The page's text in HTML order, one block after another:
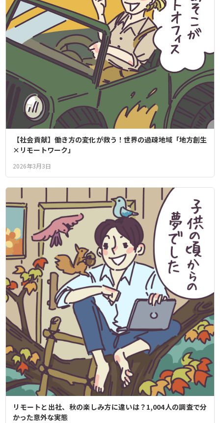
【社会貢献】働き方の変化が救う！世界の過疎地域「地方創生
×リモートワーク」
2026年3月3日
リモートと出社、秋の楽しみ方に違いは？1,004人の調査で分
かった意外な実態